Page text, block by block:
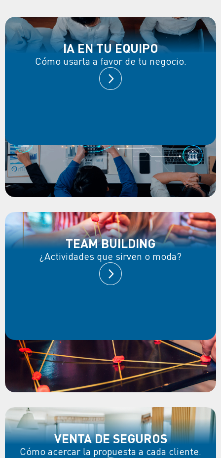
IA EN TU EQUIPO
Cómo usarla a favor de tu negocio.
TEAM BUILDING
¿Actividades que sirven o moda?
VENTA DE SEGUROS
Cómo acercar la propuesta a cada cliente.